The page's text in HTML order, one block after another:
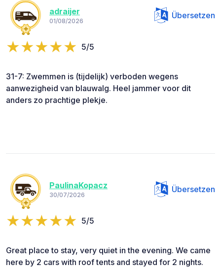
adraijer
01/08/2026
Übersetzen
5/5
31-7: Zwemmen is (tijdelijk) verboden wegens
aanwezigheid van blauwalg. Heel jammer voor dit
anders zo prachtige plekje.
PaulinaKopacz
30/07/2026
Übersetzen
5/5
Great place to stay, very quiet in the evening. We came
here by 2 cars with roof tents and stayed for 2 nights.